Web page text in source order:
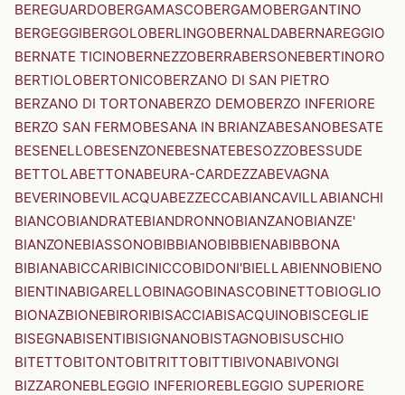
BEREGUARDOBERGAMASCOBERGAMOBERGANTINO
BERGEGGIBERGOLOBERLINGOBERNALDABERNAREGGIO
BERNATE TICINOBERNEZZOBERRABERSONEBERTINORO
BERTIOLOBERTONICOBERZANO DI SAN PIETRO
BERZANO DI TORTONABERZO DEMOBERZO INFERIORE
BERZO SAN FERMOBESANA IN BRIANZABESANOBESATE
BESENELLOBESENZONEBESNATEBESOZZOBESSUDE
BETTOLABETTONABEURA-CARDEZZABEVAGNA
BEVERINOBEVILACQUABEZZECCABIANCAVILLABIANCHI
BIANCOBIANDRATEBIANDRONNOBIANZANOBIANZE'
BIANZONEBIASSONOBIBBIANOBIBBIENABIBBONA
BIBIANABICCARIBICINICCOBIDONI'BIELLABIENNOBIENO
BIENTINABIGARELLOBINAGOBINASCOBINETTOBIOGLIO
BIONAZBIONEBIRORIBISACCIABISACQUINOBISCEGLIE
BISEGNABISENTIBISIGNANOBISTAGNOBISUSCHIO
BITETTOBITONTOBITRITTOBITTIBIVONABIVONGI
BIZZARONEBLEGGIO INFERIOREBLEGGIO SUPERIORE